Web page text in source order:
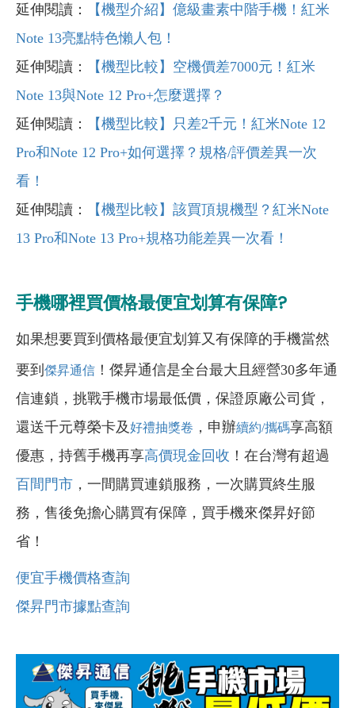
延伸閱讀：
【機型介紹】億級畫素中階手機！紅米
Note 13亮點特色懶人包！
延伸閱讀：
【機型比較】空機價差7000元！紅米
Note 13與Note 12 Pro+怎麼選擇？
延伸閱讀：
【機型比較】只差2千元！紅米Note 12
Pro和Note 12 Pro+如何選擇？規格/評價差異一次
看！
延伸閱讀：
【機型比較】該買頂規機型？紅米Note
13 Pro和Note 13 Pro+規格功能差異一次看！
手機哪裡買價格最便宜划算有保障?
如果想要買到價格最便宜划算又有保障的手機當然
要到 傑昇通信 ！傑昇通信是全台最大且經營30多年通
信連鎖，挑戰手機市場最低價，保證原廠公司貨，
還送千元尊榮卡及好禮抽獎卷 ，申辦續約/攜碼享高額
優惠，持舊手機再享高價現金回收 ！在台灣有超過
百間門市 ，一間購買連鎖服務，一次購買終生服
務，售後免擔心購買有保障，買手機來傑昇好節
省！
便宜手機價格查詢
傑昇門市據點查詢